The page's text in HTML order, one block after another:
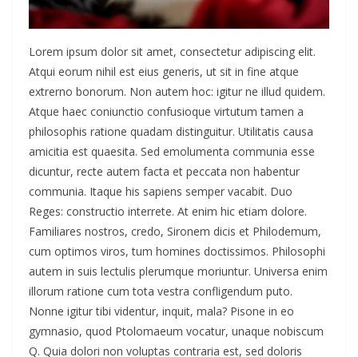
Lorem ipsum dolor sit amet, consectetur adipiscing elit.
Atqui eorum nihil est eius generis, ut sit in fine atque
extrerno bonorum. Non autem hoc: igitur ne illud quidem.
Atque haec coniunctio confusioque virtutum tamen a
philosophis ratione quadam distinguitur. Utilitatis causa
amicitia est quaesita. Sed emolumenta communia esse
dicuntur, recte autem facta et peccata non habentur
communia. Itaque his sapiens semper vacabit. Duo
Reges: constructio interrete. At enim hic etiam dolore.
Familiares nostros, credo, Sironem dicis et Philodemum,
cum optimos viros, tum homines doctissimos. Philosophi
autem in suis lectulis plerumque moriuntur. Universa enim
illorum ratione cum tota vestra confligendum puto.
Nonne igitur tibi videntur, inquit, mala? Pisone in eo
gymnasio, quod Ptolomaeum vocatur, unaque nobiscum
Q. Quia dolori non voluptas contraria est, sed doloris